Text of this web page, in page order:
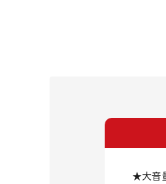
★大音